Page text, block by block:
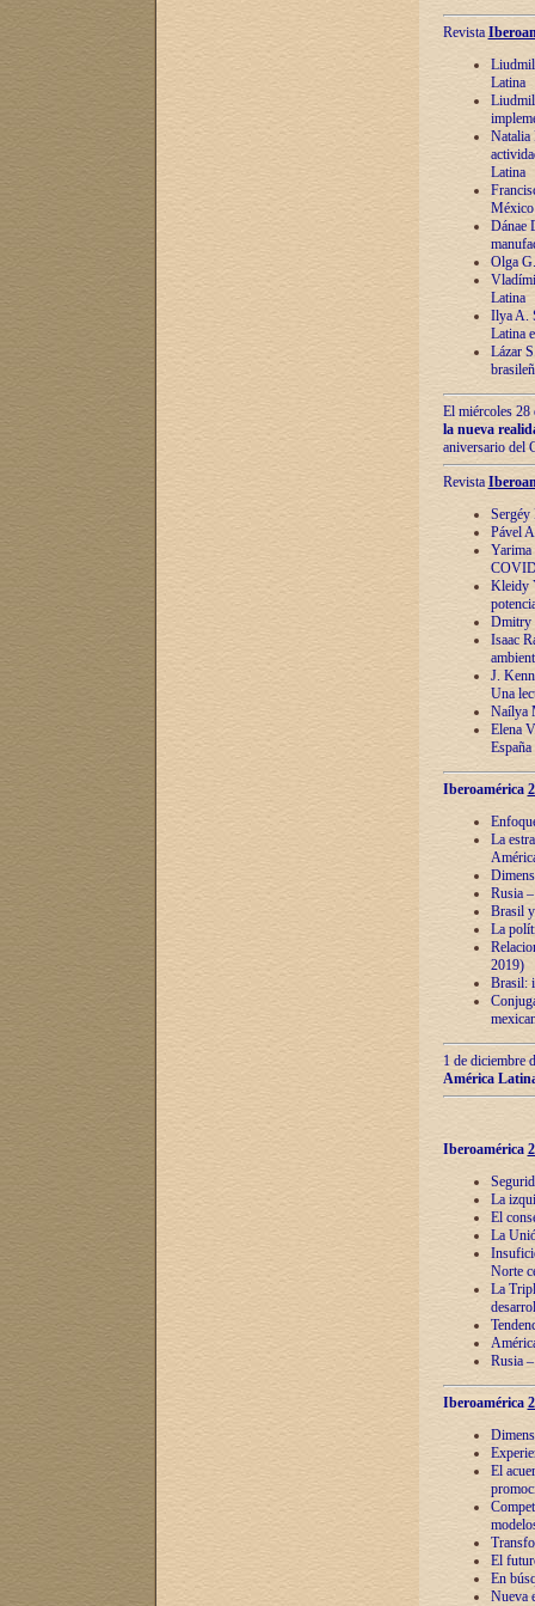
Revista
Latina
Natalia
Latina
México
Dánae
Olga
Latina
Ilya A.
Latina
Lázar
El miércoles 28
la nueva
aniversario del
Revista
Sergéy
Pável
Yarima
Kleidy
Dmitry
Isaac
J.
Una
Naílya
Elena
España
Iberoamérica
La
Rusia
Brasil
La
2019)
Brasil:
1 de diciembre
América
Iberoamérica
La
El
La
Norte
La
Rusia
Iberoamérica
El
El
En
Nueva